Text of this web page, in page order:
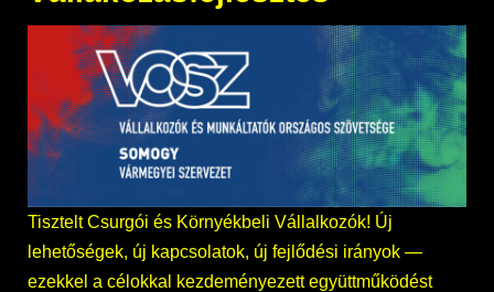
Tisztelt Csurgói és Környékbeli Vállalkozók! Új
lehetőségek, új kapcsolatok, új fejlődési irányok —
ezekkel a célokkal kezdeményezett együttműködést